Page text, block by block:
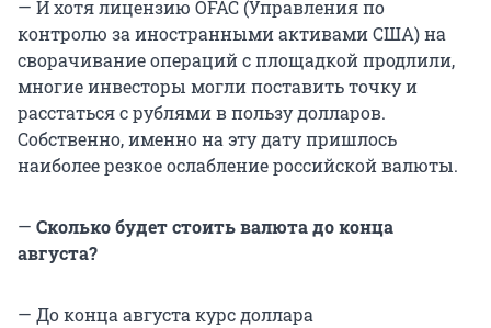
— И хотя лицензию OFAC (Управления по
контролю за иностранными активами США) на
сворачивание операций с площадкой продлили,
многие инвесторы могли поставить точку и
расстаться с рублями в пользу долларов.
Собственно, именно на эту дату пришлось
наиболее резкое ослабление российской валюты.
— Сколько будет стоить валюта до конца
августа?
— До конца августа курс доллара